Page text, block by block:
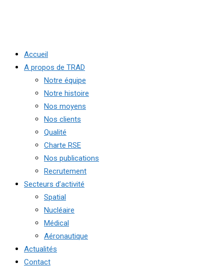
Accueil
A propos de TRAD
Notre équipe
Notre histoire
Nos moyens
Nos clients
Qualité
Charte RSE
Nos publications
Recrutement
Secteurs d’activité
Spatial
Nucléaire
Médical
Aéronautique
Actualités
Contact